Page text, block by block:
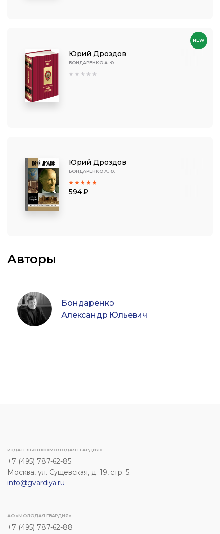
Юрий Дроздов
БОНДАРЕНКО А. Ю.
NEW
Юрий Дроздов
БОНДАРЕНКО А. Ю.
594 ₽
Авторы
Бондаренко
Александр Юльевич
ИЗДАТЕЛЬСТВО «МОЛОДАЯ ГВАРДИЯ»
+7 (495) 787-62-85
Москва, ул. Сущевская, д. 19, стр. 5.
info@gvardiya.ru
АО «МОЛОДАЯ ГВАРДИЯ»
+7 (495) 787-62-88